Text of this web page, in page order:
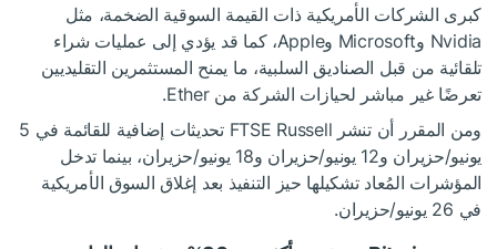
كبرى الشركات الأمريكية ذات القيمة السوقية الضخمة، مثل
Nvidia وMicrosoft وApple، كما قد يؤدي إلى عمليات شراء
تلقائية من قبل الصناديق السلبية، ما يمنح المستثمرين التقليديين
تعرضًا غير مباشر لحيازات الشركة من Ether.
ومن المقرر أن تنشر FTSE Russell تحديثات إضافية للقائمة في 5
يونيو/حزيران و12 يونيو/حزيران و18 يونيو/حزيران، بينما تدخل
المؤشرات المُعاد تشكيلها حيز التنفيذ بعد إغلاق السوق الأمريكية
في 26 يونيو/حزيران.